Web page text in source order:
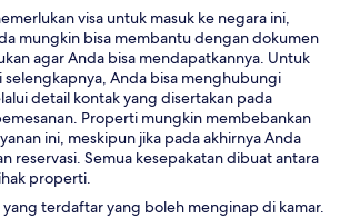
visa untuk masuk ke negara ini,
mungkin bisa membantu dengan dokumen
agar Anda bisa mendapatkannya. Untuk
selengkapnya, Anda bisa menghubungi
detail kontak yang disertakan pada
Properti mungkin membebankan
ini, meskipun jika pada akhirnya Anda
reservasi. Semua kesepakatan dibuat antara
properti.
yang terdaftar yang boleh menginap di kamar.